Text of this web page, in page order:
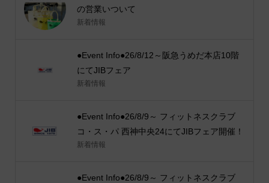
の営業いついて
新着情報
●Event Info●26/8/12～阪急うめだ本店10階
にてJIBフェア
新着情報
●Event Info●26/8/9～ フィットネスクラブ
コ・ス・パ 西神中央24にてJIBフェア開催！
新着情報
●Event Info●26/8/9～ フィットネスクラブ